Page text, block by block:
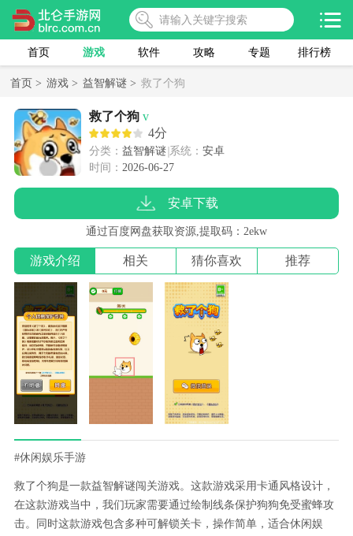
首页 游戏 软件 攻略 专题 排行榜
首页 > 游戏 > 益智解谜 > 救了个狗
救了个狗 v
4分
分类： 益智解谜 系统： 安卓
时间： 2026-06-27
安卓下载
通过百度网盘获取资源,提取码：2ekw
游戏介绍 相关 猜你喜欢 推荐
#休闲娱乐手游
救了个狗是一款益智解谜闯关游戏。这款游戏采用卡通风格设计，
在这款游戏当中，我们玩家需要通过绘制线条保护狗狗免受蜜蜂攻
击。同时这款游戏包含多种可解锁关卡，操作简单，适合休闲娱